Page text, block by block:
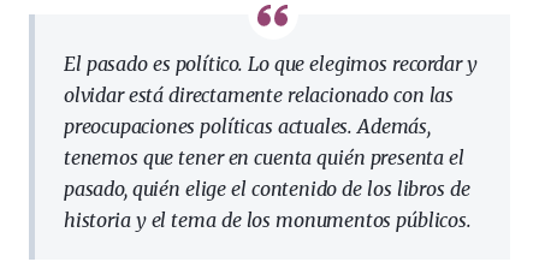
El pasado es político. Lo que elegimos recordar y
olvidar está directamente relacionado con las
preocupaciones políticas actuales. Además,
tenemos que tener en cuenta quién presenta el
pasado, quién elige el contenido de los libros de
historia y el tema de los monumentos públicos.